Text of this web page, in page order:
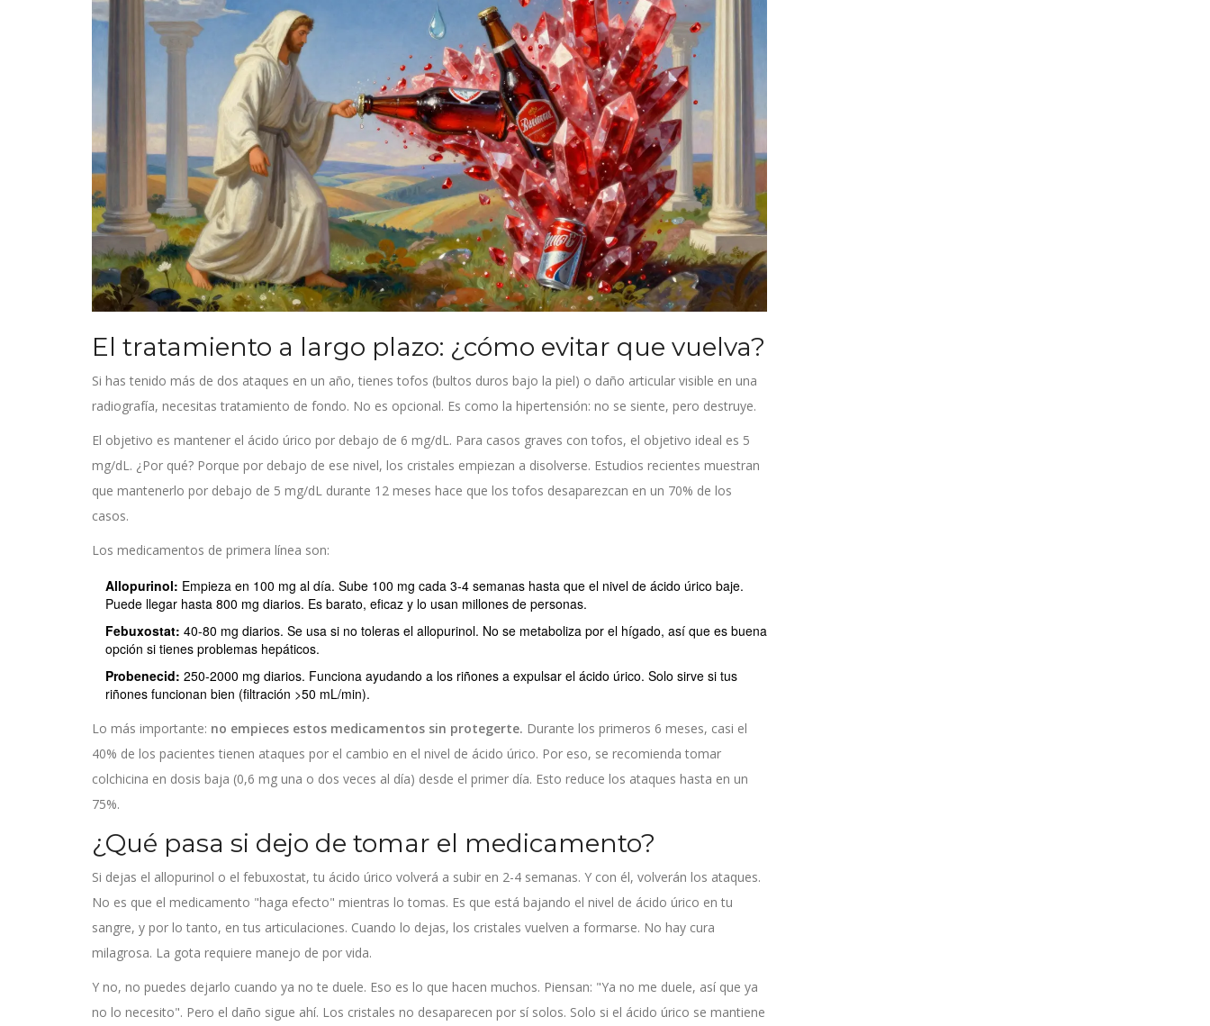
El tratamiento a largo plazo: ¿cómo evitar que vuelva?
Si has tenido más de dos ataques en un año, tienes tofos (bultos duros bajo la piel) o daño articular visible en una
radiografía, necesitas tratamiento de fondo. No es opcional. Es como la hipertensión: no se siente, pero destruye.
El objetivo es mantener el ácido úrico por debajo de 6 mg/dL. Para casos graves con tofos, el objetivo ideal es 5
mg/dL. ¿Por qué? Porque por debajo de ese nivel, los cristales empiezan a disolverse. Estudios recientes muestran
que mantenerlo por debajo de 5 mg/dL durante 12 meses hace que los tofos desaparezcan en un 70% de los
casos.
Los medicamentos de primera línea son:
Allopurinol: Empieza en 100 mg al día. Sube 100 mg cada 3-4 semanas hasta que el nivel de ácido úrico baje.
Puede llegar hasta 800 mg diarios. Es barato, eficaz y lo usan millones de personas.
Febuxostat: 40-80 mg diarios. Se usa si no toleras el allopurinol. No se metaboliza por el hígado, así que es buena
opción si tienes problemas hepáticos.
Probenecid: 250-2000 mg diarios. Funciona ayudando a los riñones a expulsar el ácido úrico. Solo sirve si tus
riñones funcionan bien (filtración >50 mL/min).
Lo más importante: no empieces estos medicamentos sin protegerte. Durante los primeros 6 meses, casi el
40% de los pacientes tienen ataques por el cambio en el nivel de ácido úrico. Por eso, se recomienda tomar
colchicina en dosis baja (0,6 mg una o dos veces al día) desde el primer día. Esto reduce los ataques hasta en un
75%.
¿Qué pasa si dejo de tomar el medicamento?
Si dejas el allopurinol o el febuxostat, tu ácido úrico volverá a subir en 2-4 semanas. Y con él, volverán los ataques.
No es que el medicamento "haga efecto" mientras lo tomas. Es que está bajando el nivel de ácido úrico en tu
sangre, y por lo tanto, en tus articulaciones. Cuando lo dejas, los cristales vuelven a formarse. No hay cura
milagrosa. La gota requiere manejo de por vida.
Y no, no puedes dejarlo cuando ya no te duele. Eso es lo que hacen muchos. Piensan: "Ya no me duele, así que ya
no lo necesito". Pero el daño sigue ahí. Los cristales no desaparecen por sí solos. Solo si el ácido úrico se mantiene